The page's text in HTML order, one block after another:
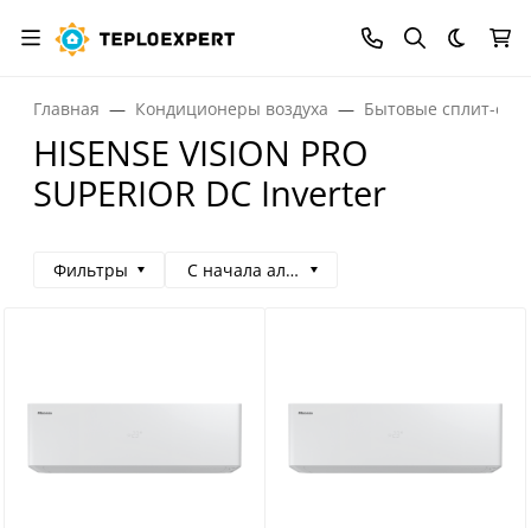
Темная
Главная Кондиционеры воздуха Бытовые сплит-
HISENSE VISION PRO
SUPERIOR DC Inverter
Фильтры С начала алфавита